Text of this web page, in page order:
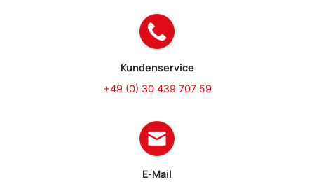
Kundenservice
+49 (0) 30 439 707 59
E-Mail